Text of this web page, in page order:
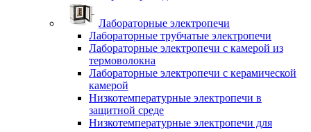
Лабораторные электропечи
Лабораторные трубчатые электропечи
Лабораторные электропечи с камерой из
термоволокна
Лабораторные электропечи с керамической
камерой
Низкотемпературные электропечи в
защитной среде
Низкотемпературные электропечи для